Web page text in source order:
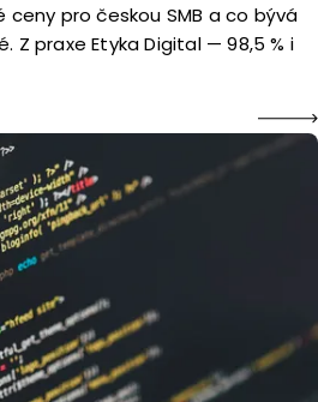
ceny pro českou SMB a co bývá
Z praxe Etyka Digital — 98,5 % i